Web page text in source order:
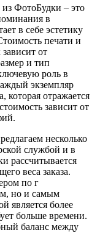
ФотоБудки – это
в
в себе эстетику
печати и
от
и тип
роль в
экземпляр
которая отражается
зависит от
несколько
службой и в
рассчитывается
веса заказа.
по г
но и самым
является более
больше времени.
баланс между